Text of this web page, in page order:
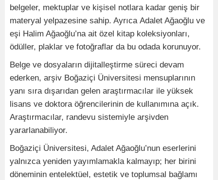
belgeler, mektuplar ve kişisel notlara kadar geniş bir
materyal yelpazesine sahip. Ayrıca Adalet Ağaoğlu ve
eşi Halim Ağaoğlu’na ait özel kitap koleksiyonları,
ödüller, plaklar ve fotoğraflar da bu odada korunuyor.
Belge ve dosyaların dijitalleştirme süreci devam
ederken, arşiv Boğaziçi Üniversitesi mensuplarının
yanı sıra dışarıdan gelen araştırmacılar ile yüksek
lisans ve doktora öğrencilerinin de kullanımına açık.
Araştırmacılar, randevu sistemiyle arşivden
yararlanabiliyor.
Boğaziçi Üniversitesi, Adalet Ağaoğlu’nun eserlerini
yalnızca yeniden yayımlamakla kalmayıp; her birini
döneminin entelektüel, estetik ve toplumsal bağlamı